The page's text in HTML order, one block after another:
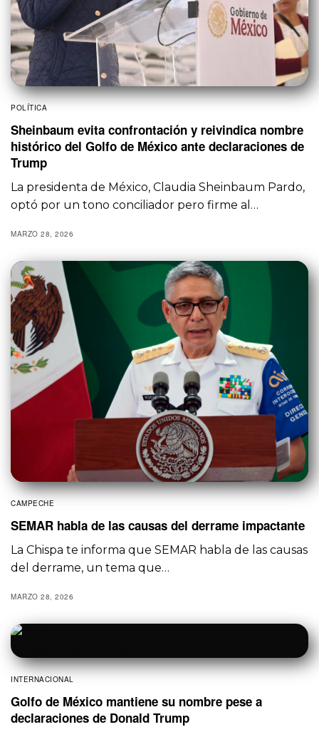
POLÍTICA
Sheinbaum evita confrontación y reivindica nombre
histórico del Golfo de México ante declaraciones de
Trump
La presidenta de México, Claudia Sheinbaum Pardo,
optó por un tono conciliador pero firme al…
MARZO 28, 2026
CAMPECHE
SEMAR habla de las causas del derrame impactante
La Chispa te informa que SEMAR habla de las causas
del derrame, un tema que…
MARZO 28, 2026
INTERNACIONAL
Golfo de México mantiene su nombre pese a
declaraciones de Donald Trump